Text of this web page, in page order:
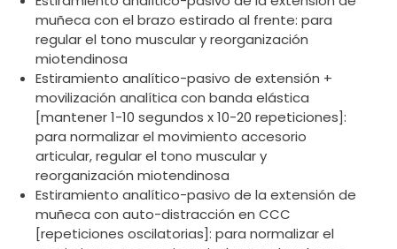
muñeca con el brazo estirado al frente: para
regular el tono muscular y reorganización
miotendinosa
Estiramiento analítico-pasivo de extensión +
movilización analítica con banda elástica
[mantener 1-10 segundos x 10-20 repeticiones]:
para normalizar el movimiento accesorio
articular, regular el tono muscular y
reorganización miotendinosa
Estiramiento analítico-pasivo de la extensión de
muñeca con auto-distracción en CCC
[repeticiones oscilatorias]: para normalizar el